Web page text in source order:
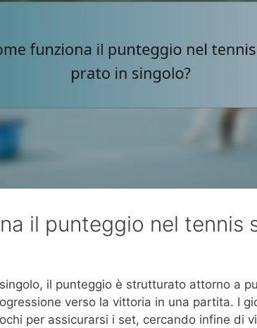
il punteggio nel tennis
il punteggio è strutturato attorno a
verso la vittoria in una partita. I
per assicurarsi i set, cercando infine di